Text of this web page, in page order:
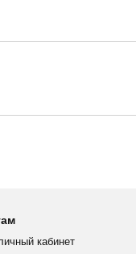
кабинет